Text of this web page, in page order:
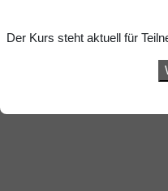
Der Kurs steht aktuell für